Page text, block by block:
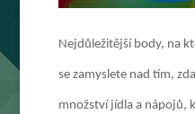
Nejdůležitější body, na
se zamyslete nad tím,
množství jídla a nápojů,